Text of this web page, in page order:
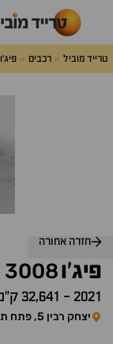
טרייד מוביל רכבים פיג'ו
חזרה אחורה
פיג'ו3008
2021
- 32,641 ק״מ
יצחק רבין 5, פתח תקווה